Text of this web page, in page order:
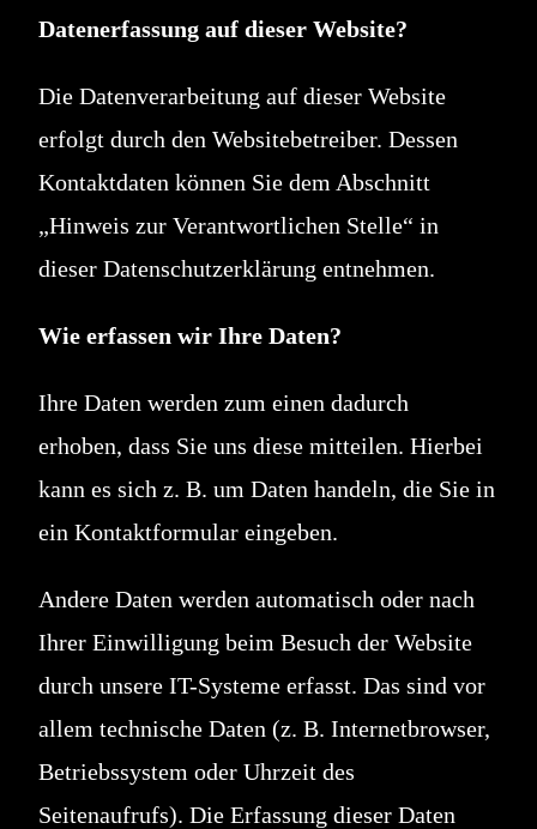
Datenerfassung auf dieser Website?
Die Datenverarbeitung auf dieser Website
erfolgt durch den Websitebetreiber. Dessen
Kontaktdaten können Sie dem Abschnitt
„Hinweis zur Verantwortlichen Stelle“ in
dieser Datenschutzerklärung entnehmen.
Wie erfassen wir Ihre Daten?
Ihre Daten werden zum einen dadurch
erhoben, dass Sie uns diese mitteilen. Hierbei
kann es sich z. B. um Daten handeln, die Sie in
ein Kontaktformular eingeben.
Andere Daten werden automatisch oder nach
Ihrer Einwilligung beim Besuch der Website
durch unsere IT-Systeme erfasst. Das sind vor
allem technische Daten (z. B. Internetbrowser,
Betriebssystem oder Uhrzeit des
Seitenaufrufs). Die Erfassung dieser Daten